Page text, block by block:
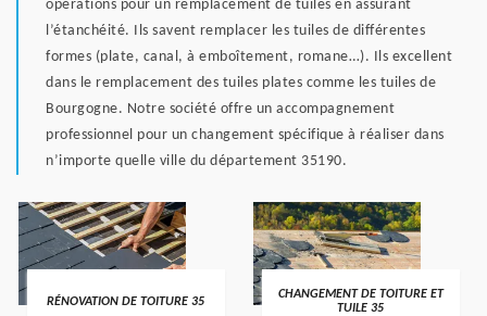
opérations pour un remplacement de tuiles en assurant
l’étanchéité. Ils savent remplacer les tuiles de différentes
formes (plate, canal, à emboîtement, romane…). Ils excellent
dans le remplacement des tuiles plates comme les tuiles de
Bourgogne. Notre société offre un accompagnement
professionnel pour un changement spécifique à réaliser dans
n’importe quelle ville du département 35190.
RÉNOVATION DE TOITURE 35
CHANGEMENT DE TOITURE ET
TUILE 35